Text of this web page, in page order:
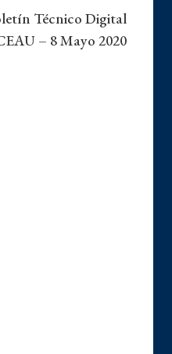
Técnico Digital
– 8 Mayo 2020